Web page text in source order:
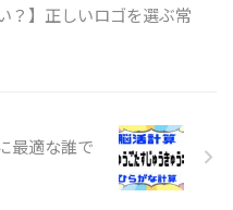
？】正しいロゴを選ぶ常
最適な誰で